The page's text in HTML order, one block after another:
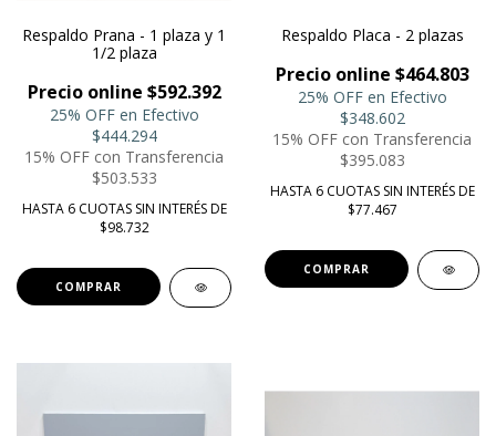
Respaldo Prana - 1 plaza y 1
1/2 plaza
Precio online $592.392
25% OFF en Efectivo
$444.294
15% OFF con Transferencia
$503.533
HASTA 6 CUOTAS SIN INTERÉS DE
$98.732
COMPRAR
Respaldo Placa - 2 plazas
Precio online $464.803
25% OFF en Efectivo
$348.602
15% OFF con Transferencia
$395.083
HASTA 6 CUOTAS SIN INTERÉS DE
$77.467
COMPRAR